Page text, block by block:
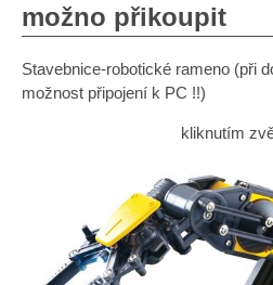
možno přikoupit
Stavebnice-robotické rameno (při
možnost připojení k PC !!)
kliknutím